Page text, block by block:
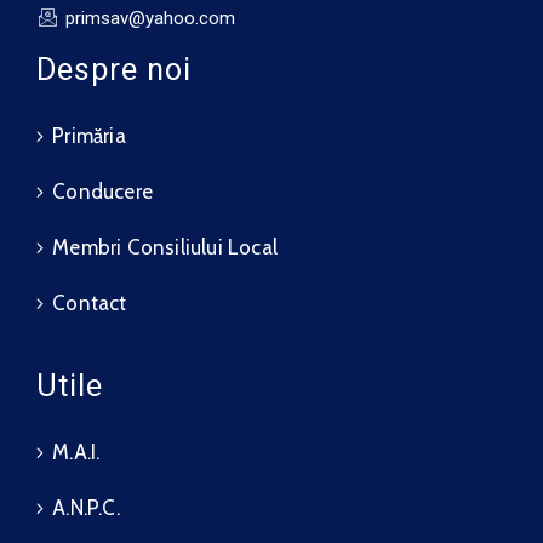
primsav@yahoo.com
Despre noi
Primăria
Conducere
Membri Consiliului Local
Contact
Utile
M.A.I.
A.N.P.C.